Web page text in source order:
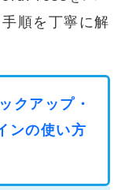
順を丁寧に解
クアップ・
ンの使い方